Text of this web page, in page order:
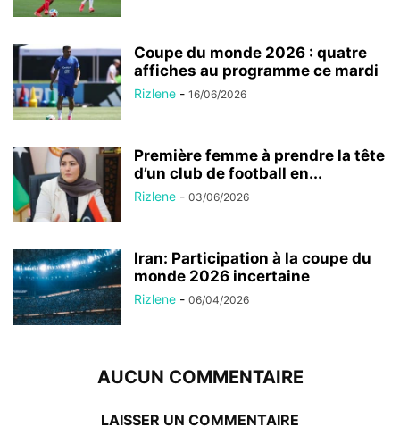
Coupe du monde 2026 : quatre
affiches au programme ce mardi
Rizlene - 16/06/2026
Première femme à prendre la tête
d’un club de football en...
Rizlene - 03/06/2026
Iran: Participation à la coupe du
monde 2026 incertaine
Rizlene - 06/04/2026
AUCUN COMMENTAIRE
LAISSER UN COMMENTAIRE